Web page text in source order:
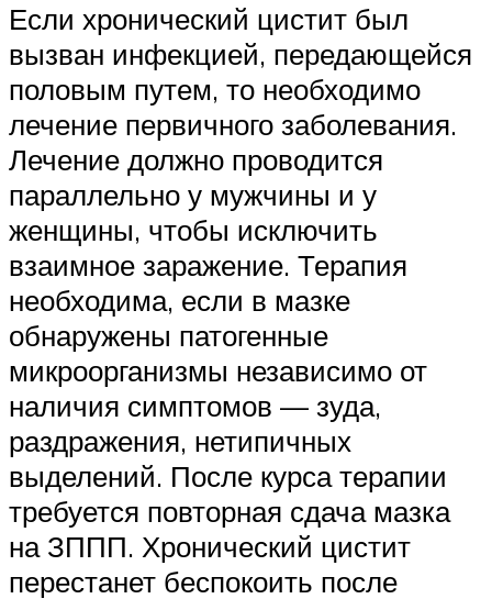
Если хронический цистит был
вызван инфекцией, передающейся
половым путем, то необходимо
лечение первичного заболевания.
Лечение должно проводится
параллельно у мужчины и у
женщины, чтобы исключить
взаимное заражение. Терапия
необходима, если в мазке
обнаружены патогенные
микроорганизмы независимо от
наличия симптомов — зуда,
раздражения, нетипичных
выделений. После курса терапии
требуется повторная сдача мазка
на ЗППП. Хронический цистит
перестанет беспокоить после